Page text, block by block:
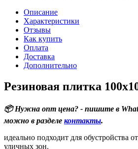
Описание
Характеристики
Отзывы
Как купить
Оплата
Доставка
Дополнительно
Резиновая плитка
📦 Нужна опт цена? - пишите в
можно в разделе контакты.
идеально подходит для обустройства
уличных зон.